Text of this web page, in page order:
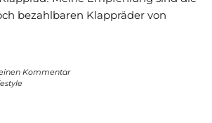
bezahlbaren Klappräder von
Kommentar